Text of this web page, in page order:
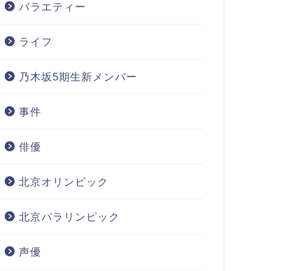
バラエティー
ライフ
乃木坂5期生新メンバー
事件
俳優
北京オリンピック
北京パラリンピック
声優